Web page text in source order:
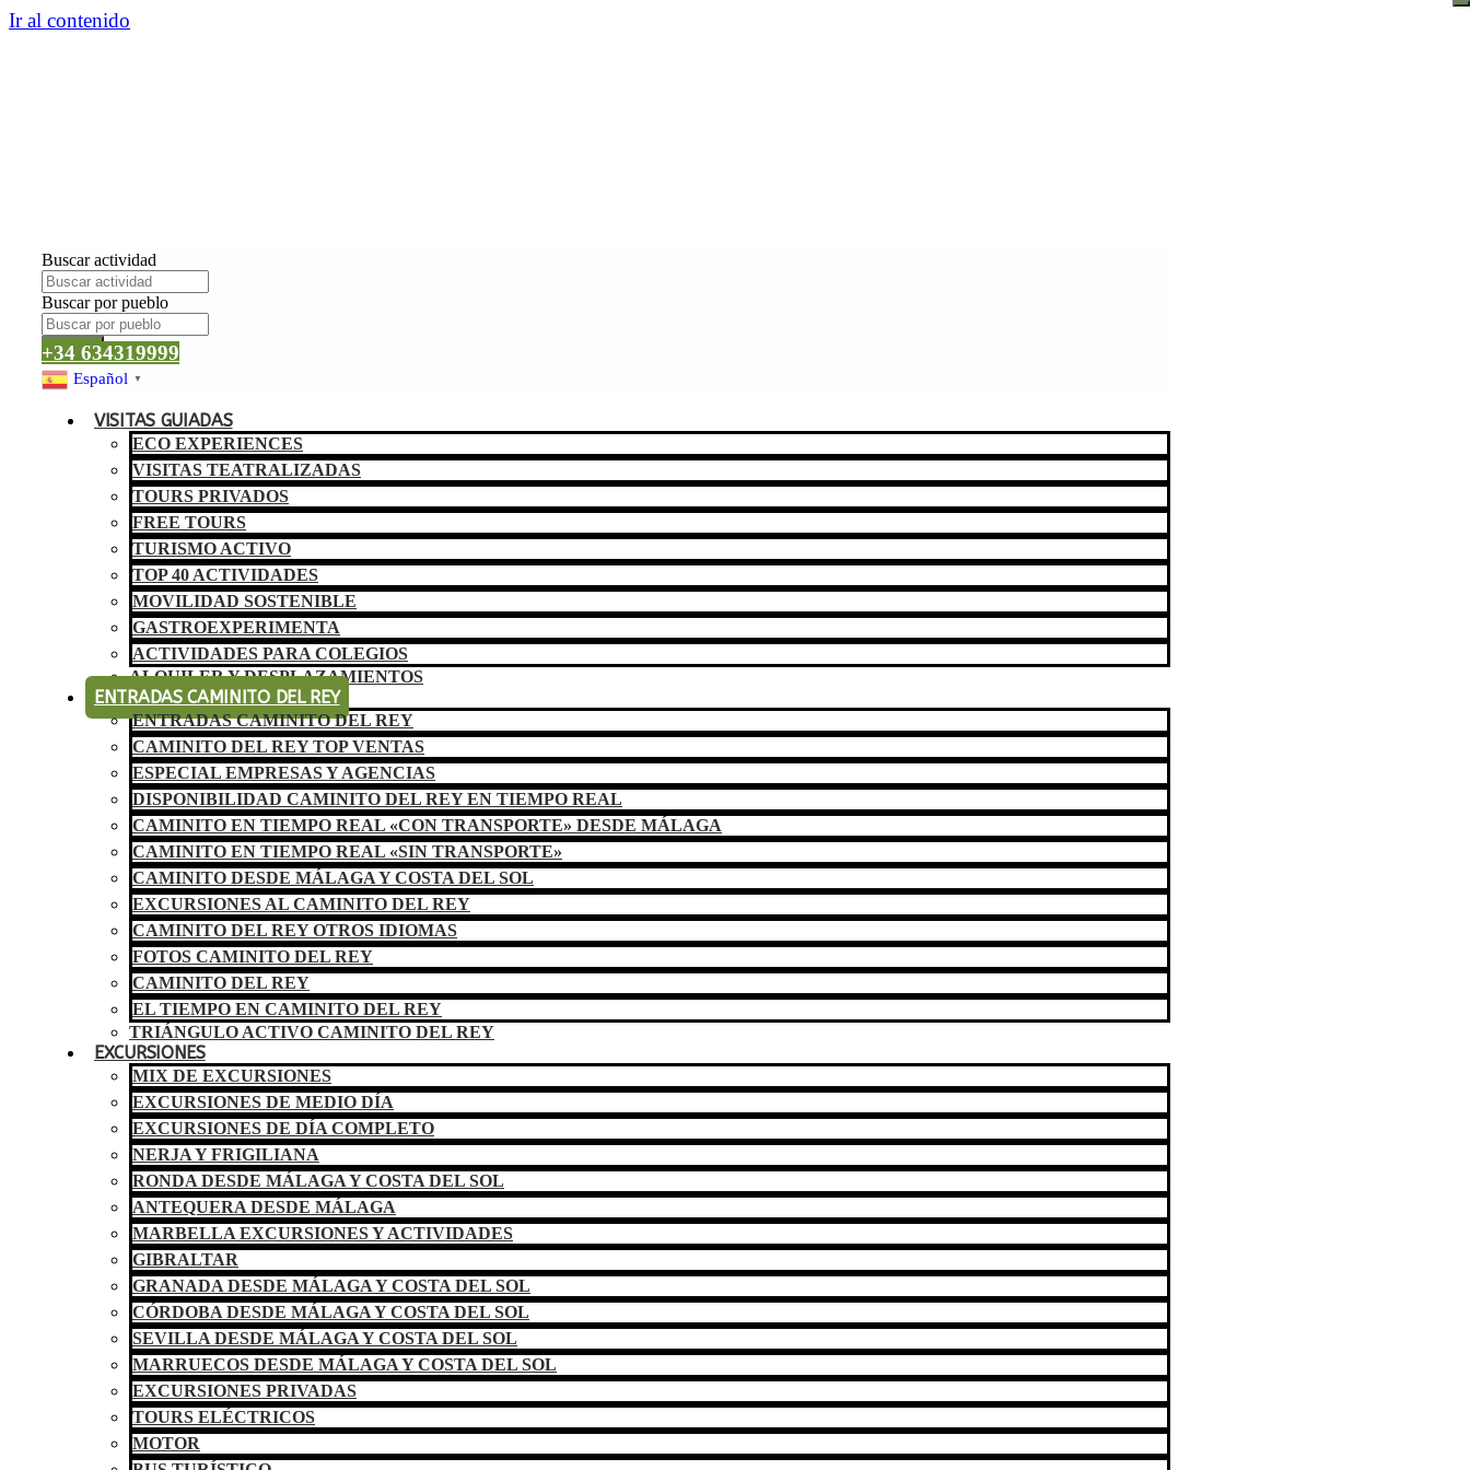
Ir al contenido
Buscar actividad
Buscar por pueblo
Buscar
+34 634319999
Español ▼
VISITAS GUIADAS
ECO EXPERIENCES
VISITAS TEATRALIZADAS
TOURS PRIVADOS
FREE TOURS
TURISMO ACTIVO
TOP 40 ACTIVIDADES
MOVILIDAD SOSTENIBLE
GASTROEXPERIMENTA
ACTIVIDADES PARA COLEGIOS
ALQUILER Y DESPLAZAMIENTOS
ENTRADAS CAMINITO DEL REY
ENTRADAS CAMINITO DEL REY
CAMINITO DEL REY TOP VENTAS
ESPECIAL EMPRESAS Y AGENCIAS
DISPONIBILIDAD CAMINITO DEL REY EN TIEMPO REAL
CAMINITO EN TIEMPO REAL «CON TRANSPORTE» DESDE MÁLAGA
CAMINITO EN TIEMPO REAL «SIN TRANSPORTE»
CAMINITO DESDE MÁLAGA Y COSTA DEL SOL
EXCURSIONES AL CAMINITO DEL REY
CAMINITO DEL REY OTROS IDIOMAS
FOTOS CAMINITO DEL REY
CAMINITO DEL REY
EL TIEMPO EN CAMINITO DEL REY
TRIÁNGULO ACTIVO CAMINITO DEL REY
EXCURSIONES
MIX DE EXCURSIONES
EXCURSIONES DE MEDIO DÍA
EXCURSIONES DE DÍA COMPLETO
NERJA Y FRIGILIANA
RONDA DESDE MÁLAGA Y COSTA DEL SOL
ANTEQUERA DESDE MÁLAGA
MARBELLA EXCURSIONES Y ACTIVIDADES
GIBRALTAR
GRANADA DESDE MÁLAGA Y COSTA DEL SOL
CÓRDOBA DESDE MÁLAGA Y COSTA DEL SOL
SEVILLA DESDE MÁLAGA Y COSTA DEL SOL
MARRUECOS DESDE MÁLAGA Y COSTA DEL SOL
EXCURSIONES PRIVADAS
TOURS ELÉCTRICOS
MOTOR